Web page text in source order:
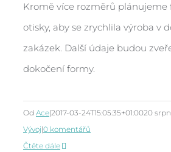
Kromě více rozměrů plánujeme
otisky, aby se zrychlila výroba v
zakázek. Další údaje budou
dokočení formy.
Od Ace|2017-03-24T15:05:35+01:0020
Vývoj|0 komentářů
Čtěte dále